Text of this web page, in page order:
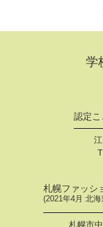
学
認定
札幌ファッシ
(2021年4月 北
札幌市